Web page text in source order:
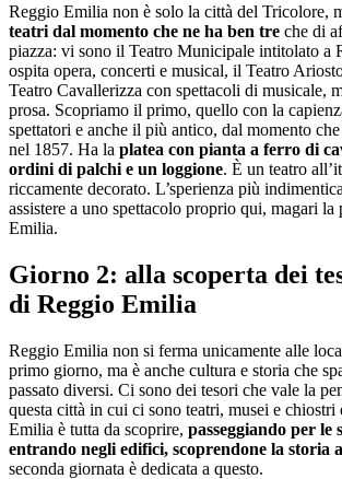
Reggio Emilia non è solo la città del Tricolore,
teatri dal momento che ne ha ben tre che di
piazza: vi sono il Teatro Municipale intitolato a
ospita opera, concerti e musical, il Teatro
Teatro Cavallerizza con spettacoli di musicale,
prosa. Scopriamo il primo, quello con la
spettatori e anche il più antico, dal momento
nel 1857. Ha la platea con pianta a ferro di
ordini di palchi e un loggione. È un teatro
riccamente decorato. L’sperienza più
assistere a uno spettacolo proprio qui, magari la
Emilia.
Giorno 2: alla scoperta dei
di Reggio Emilia
Reggio Emilia non si ferma unicamente alle
primo giorno, ma è anche cultura e storia che
passato diversi. Ci sono dei tesori che vale la
questa città in cui ci sono teatri, musei e chiostri
Emilia è tutta da scoprire, passeggiando per le
entrando negli edifici, scoprendone la storia
seconda giornata è dedicata a questo.